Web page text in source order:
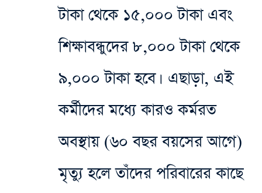
টাকা থেকে ১৫,০০০ টাকা এবং
শিক্ষাবন্ধুদের ৮,০০০ টাকা থেকে
৯,০০০ টাকা হবে। এছাড়া, এই
কর্মীদের মধ্যে কারও কর্মরত
অবস্থায় (৬০ বছর বয়সের আগে)
মৃত্যু হলে তাঁদের পরিবারের কাছে